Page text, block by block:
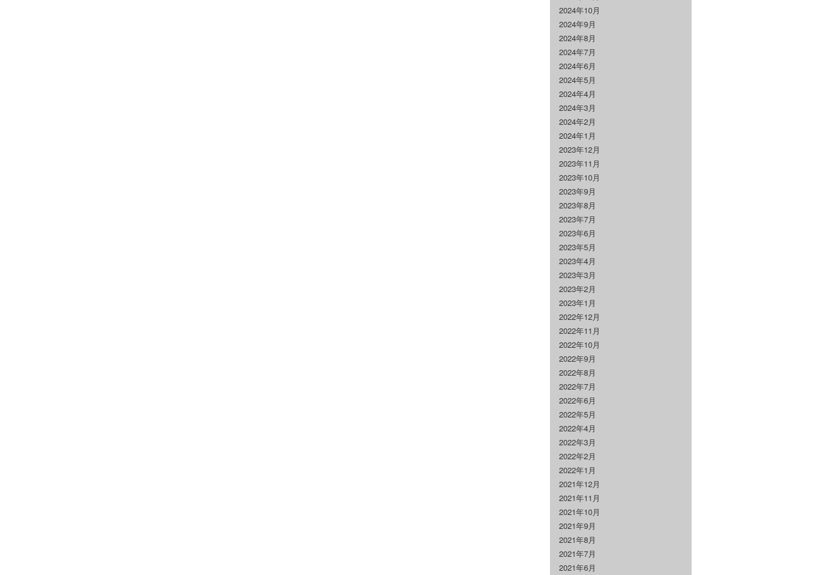
2024年10月
2024年9月
2024年8月
2024年7月
2024年6月
2024年5月
2024年4月
2024年3月
2024年2月
2024年1月
2023年12月
2023年11月
2023年10月
2023年9月
2023年8月
2023年7月
2023年6月
2023年5月
2023年4月
2023年3月
2023年2月
2023年1月
2022年12月
2022年11月
2022年10月
2022年9月
2022年8月
2022年7月
2022年6月
2022年5月
2022年4月
2022年3月
2022年2月
2022年1月
2021年12月
2021年11月
2021年10月
2021年9月
2021年8月
2021年7月
2021年6月